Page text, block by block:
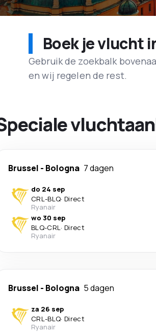
Boek je vlucht
Gebruik de zoekbalk
en wij regelen de rest.
Brussel - Bologna 7 dagen
do 24 sep
CRL-BLQ· Direct
Ryanair
wo 30 sep
BLQ-CRL· Direct
Ryanair
Brussel - Bologna 5 dagen
za 26 sep
CRL-BLQ· Direct
Ryanair